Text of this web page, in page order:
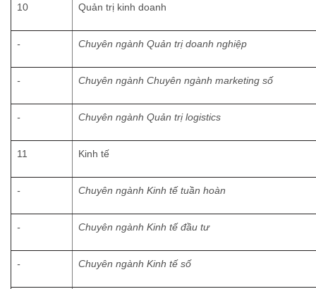
10 Quản trị kinh doanh
- Chuyên ngành Quản trị doanh nghiệp
- Chuyên ngành Chuyên ngành marketing số
- Chuyên ngành Quản trị logistics
11 Kinh tế
- Chuyên ngành Kinh tế tuần hoàn
- Chuyên ngành Kinh tế đầu tư
- Chuyên ngành Kinh tế số